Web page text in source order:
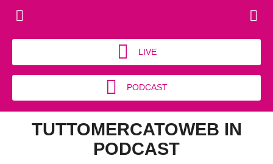
LIVE
PODCAST
TUTTOMERCATOWEB IN
PODCAST